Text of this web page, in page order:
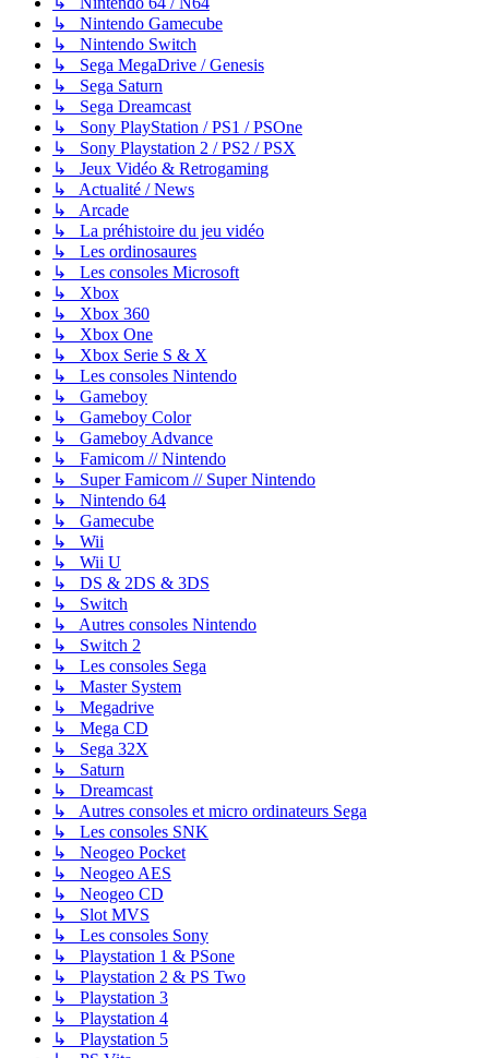
↳ Nintendo Gamecube
↳ Nintendo Switch
↳ Sega MegaDrive / Genesis
↳ Sega Saturn
↳ Sega Dreamcast
↳ Sony PlayStation / PS1 / PSOne
↳ Sony Playstation 2 / PS2 / PSX
↳ Jeux Vidéo & Retrogaming
↳ Actualité / News
↳ Arcade
↳ La préhistoire du jeu vidéo
↳ Les ordinosaures
↳ Les consoles Microsoft
↳ Xbox
↳ Xbox 360
↳ Xbox One
↳ Xbox Serie S & X
↳ Les consoles Nintendo
↳ Gameboy
↳ Gameboy Color
↳ Gameboy Advance
↳ Famicom // Nintendo
↳ Super Famicom // Super Nintendo
↳ Nintendo 64
↳ Gamecube
↳ Wii
↳ Wii U
↳ DS & 2DS & 3DS
↳ Switch
↳ Autres consoles Nintendo
↳ Switch 2
↳ Les consoles Sega
↳ Master System
↳ Megadrive
↳ Mega CD
↳ Sega 32X
↳ Saturn
↳ Dreamcast
↳ Autres consoles et micro ordinateurs Sega
↳ Les consoles SNK
↳ Neogeo Pocket
↳ Neogeo AES
↳ Neogeo CD
↳ Slot MVS
↳ Les consoles Sony
↳ Playstation 1 & PSone
↳ Playstation 2 & PS Two
↳ Playstation 3
↳ Playstation 4
↳ Playstation 5